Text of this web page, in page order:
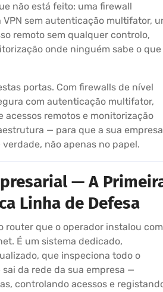
não está feito: uma firewall
sem autenticação multifator,
remoto sem qualquer controlo,
onde ninguém sabe o que
portas. Com firewalls de nível
com autenticação multifator,
acessos remotos e monitorização
— para que a sua empresa
não apenas no papel.
— A
Linha de Defesa
router que o operador instalou com
É um sistema dedicado,
que inspeciona todo o
da rede da sua empresa —
controlando acessos e